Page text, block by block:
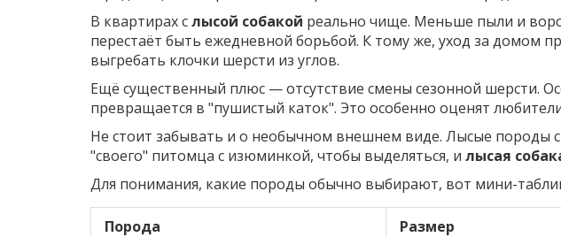
В квартирах слысой собакой реально чище. Меньше пыли и
перестаёт быть ежедневной борьбой. К тому же, уход за домом
выгребать клочки шерсти из углов.
Ещё существенный плюс — отсутствие смены сезонной шерсти.
превращается в "пушистый каток". Это особенно оценят
Не стоит забывать и о необычном внешнем виде. Лысые породы
"своего" питомца с изюминкой, чтобы выделяться, и лысая
Для понимания, какие породы обычно выбирают, вот мини-
Порода Размер